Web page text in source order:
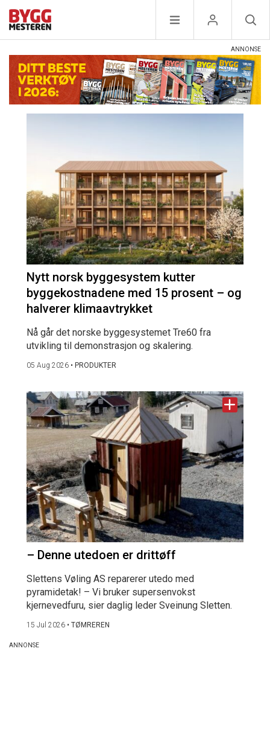
Nytt norsk byggesystem kutter
byggekostnadene med 15 prosent – og
halverer klimaavtrykket
Nå går det norske byggesystemet Tre60 fra
utvikling til demonstrasjon og skalering.
05 Aug 2026 • PRODUKTER
– Denne utedoen er drittøff
Slettens Vøling AS reparerer utedo med
pyramidetak! – Vi bruker supersenvokst
kjernevedfuru, sier daglig leder Sveinung Sletten.
15 Jul 2026 • TØMREREN